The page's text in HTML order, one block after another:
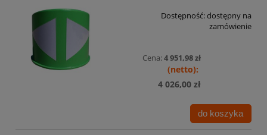
Dostępność:dostępny na
zamówienie
Cena:4 951,98 zł
4 026,00 zł
do koszyka